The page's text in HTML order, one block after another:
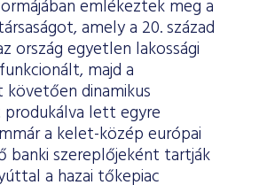
emlékeztek meg a
amely a 20. század
ország egyetlen lakossági
majd a
követően dinamikus
lett egyre
a kelet-közép európai
banki szereplőjeként tartják
a hazai tőkepiac